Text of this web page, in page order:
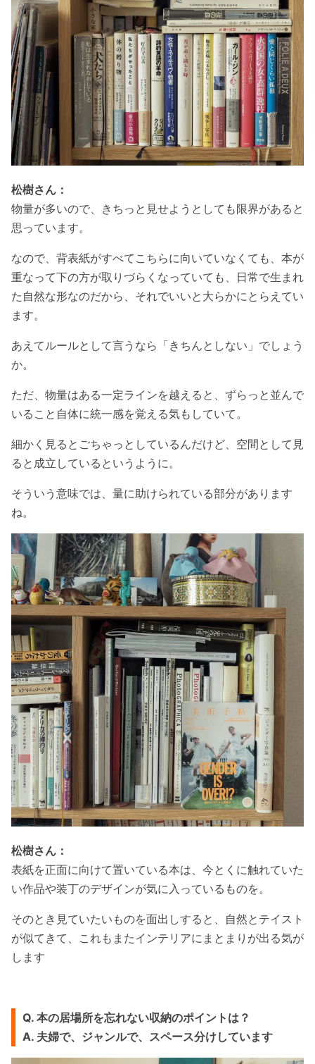
松樹さん：
物量が多いので、きちっと見せようとしても限界があると
思っています。
なので、背表紙がすべてこちらに向いていなくても、本が
重なって下の方が取りづらくなっていても、日常で生まれ
た自然な形なのだから、それでいいと大らかにとらえてい
ます。
あえてルールとして言うなら「きちんとしない」でしょう
か。
ただ、物量はある一定ラインを越えると、ずらっと並んで
いること自体に統一感を覚える気もしていて。
細かく見るとごちゃっとしているんだけど、空間として見
ると成立しているというように。
そういう意味では、量に助けられている部分があります
ね。
松樹さん：
表紙を正面に向けて置いている本は、今とくに触れていた
い作品や装丁のデザインが気に入っているものを。
そのとき見ていたいものを面出しすると、自然とテイスト
が似てきて、これもまたインテリアにまとまりが出る気が
します
Q. 本の居場所を忘れない収納のポイントは？
A. 夫婦で、ジャンルで、スペース分けしています